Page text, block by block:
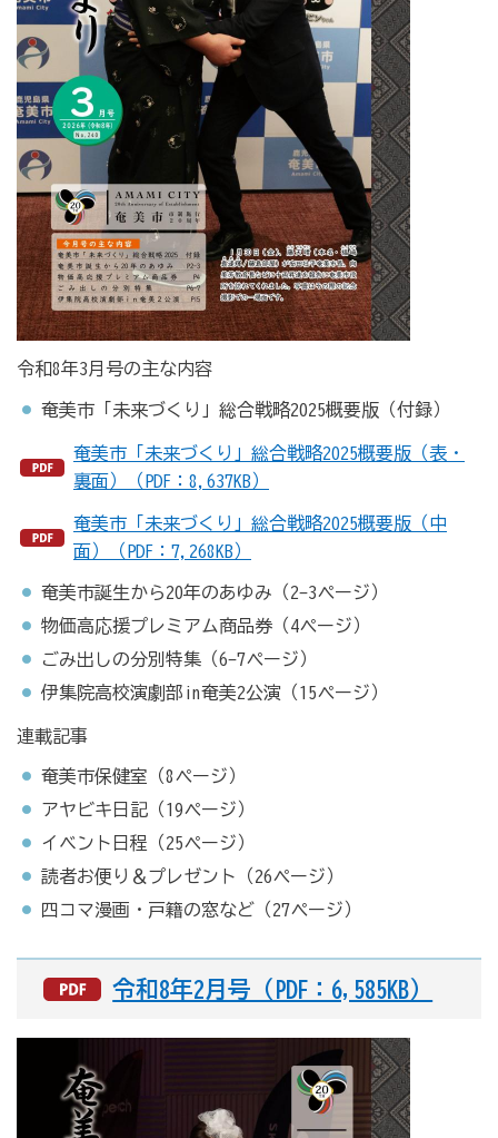
令和8年3月号の主な内容
奄美市「未来づくり」総合戦略2025概要版（付録）
奄美市「未来づくり」総合戦略2025概要版（表・
裏面）（PDF：8,637KB）
奄美市「未来づくり」総合戦略2025概要版（中
面）（PDF：7,268KB）
奄美市誕生から20年のあゆみ（2-3ページ）
物価高応援プレミアム商品券（4ページ）
ごみ出しの分別特集（6-7ページ）
伊集院高校演劇部in奄美2公演（15ページ）
連載記事
奄美市保健室（8ページ）
アヤビキ日記（19ページ）
イベント日程（25ページ）
読者お便り＆プレゼント（26ページ）
四コマ漫画・戸籍の窓など（27ページ）
令和8年2月号（PDF：6,585KB）